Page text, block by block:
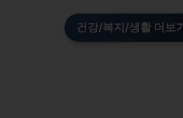
건강/복지/생활 더보기